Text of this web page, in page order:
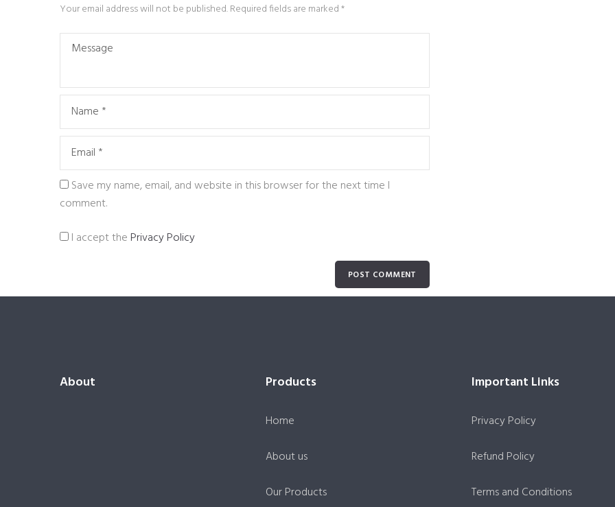
Your email address will not be published. Required fields are marked *
Save my name, email, and website in this browser for the next time I
comment.
I accept the Privacy Policy
About Products
Home
About us
Our Products
Important Links
Privacy Policy
Refund Policy
Terms and Conditions